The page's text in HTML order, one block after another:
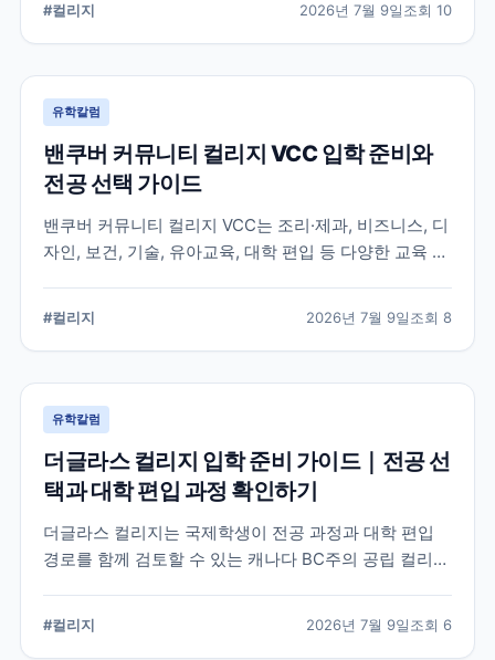
#컬리지 2026년 7월 9일조회 10
유학칼럼
밴쿠버 커뮤니티 컬리지 VCC 입학 준비와
전공 선택 가이드
밴쿠버 커뮤니티 컬리지 VCC는 조리·제과, 비즈니스, 디
자인, 보건, 기술, 유아교육, 대학 편입 등 다양한 교육 분
각 확인해야 합니다.
#컬리지 2026년 7월 9일조회 8
유학칼럼
더글라스 컬리지 입학 준비 가이드｜전공 선
택과 대학 편입 과정 확인하기
더글라스 컬리지는 국제학생이 전공 과정과 대학 편입
경로를 함께 검토할 수 있는 캐나다 BC주의 공립 컬리지
합니다.
#컬리지 2026년 7월 9일조회 6